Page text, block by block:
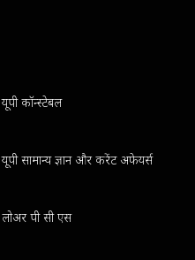
यूपी कॉन्स्टेबल
यूपी सामान्य ज्ञान और करेंट अफेयर्स
लोअर पी सी एस